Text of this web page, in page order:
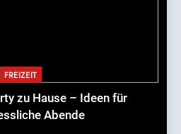
FREIZEIT
zu Hause – Ideen für
Abende